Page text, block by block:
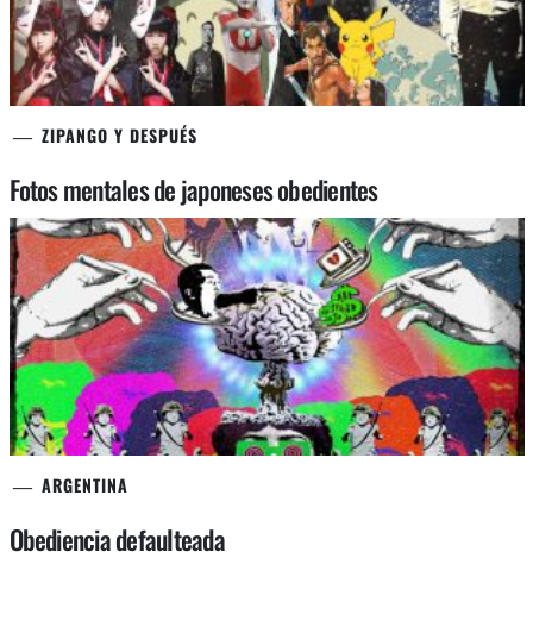
ZIPANGO Y DESPUÉS
Fotos mentales de japoneses obedientes
ARGENTINA
Obediencia defaulteada